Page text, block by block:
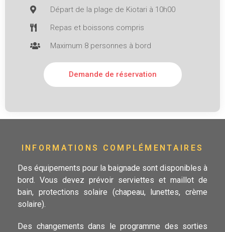
Départ de la plage de Kiotari à 10h00
Repas et boissons compris
Maximum 8 personnes à bord
Demande de réservation
INFORMATIONS COMPLÉMENTAIRES
Des équipements pour la baignade sont disponibles à
bord. Vous devez prévoir serviettes et maillot de
bain, protections solaire (chapeau, lunettes, crème
solaire).
Des changements dans le programme des sorties